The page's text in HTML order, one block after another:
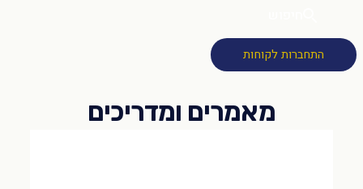
התחברות לקוחות